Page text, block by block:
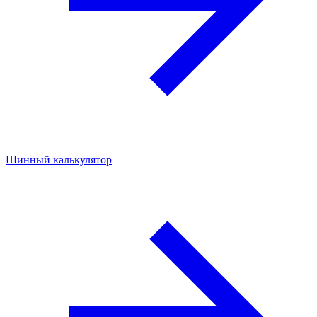
Шинный калькулятор